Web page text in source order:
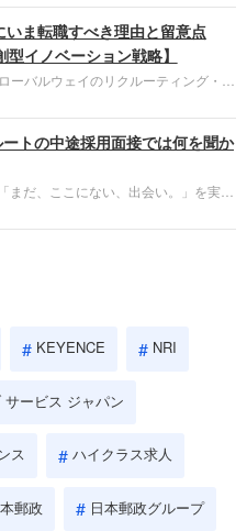
感を持つAmazon。中途採用面接では
な業務成果やリーダーシップの発揮、
びが重視され、人間性やカルチャーフ
対象となり、長期的に成長できる仲間
角的に審査されます。
いま転職すべき理由と留意点
型イノベーション戦略】
ーバルウェイのリクルーティング・パ
用する企業口コミサイト「キャリコ
ージェントがお勧めするイチオシ企業
用面接対策の企業研究にご活用くださ
ートの中途採用面接では何を聞か
まだ、ここにない、出会い。」を実現
的に問われるほか、「人間性」も評価
KEYENCE NRI
ービス ジャパン
ス ハイクラス求人
郵政 日本郵政グループ